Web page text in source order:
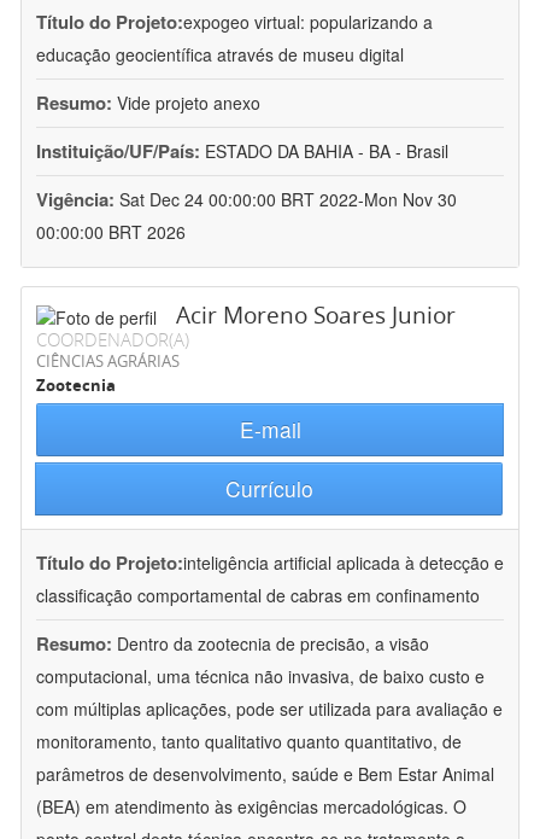
Título do Projeto:expogeo virtual: popularizando a
educação geocientífica através de museu digital
Resumo: Vide projeto anexo
Instituição/UF/País: ESTADO DA BAHIA - BA - Brasil
Vigência: Sat Dec 24 00:00:00 BRT 2022-Mon Nov 30
00:00:00 BRT 2026
Acir Moreno Soares Junior
COORDENADOR(A)
CIÊNCIAS AGRÁRIAS
Zootecnia
E-mail
Currículo
Título do Projeto:inteligência artificial aplicada à detecção e
classificação comportamental de cabras em confinamento
Resumo: Dentro da zootecnia de precisão, a visão
computacional, uma técnica não invasiva, de baixo custo e
com múltiplas aplicações, pode ser utilizada para avaliação e
monitoramento, tanto qualitativo quanto quantitativo, de
parâmetros de desenvolvimento, saúde e Bem Estar Animal
(BEA) em atendimento às exigências mercadológicas. O